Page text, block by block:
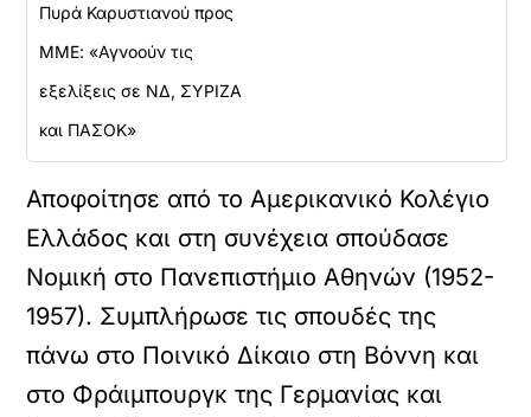
Πυρά Καρυστιανού προς
ΜΜΕ: «Αγνοούν τις
εξελίξεις σε ΝΔ, ΣΥΡΙΖΑ
και ΠΑΣΟΚ»
Αποφοίτησε από το Αμερικανικό Κολέγιο
Ελλάδος και στη συνέχεια σπούδασε
Νομική στο Πανεπιστήμιο Αθηνών (1952-
1957). Συμπλήρωσε τις σπουδές της
πάνω στο Ποινικό Δίκαιο στη Βόννη και
στο Φράιμπουργκ της Γερμανίας και